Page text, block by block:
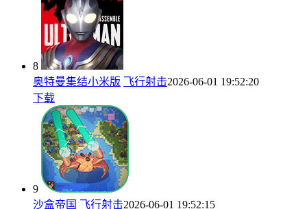
8
奥特曼集结小米版 飞行射击2026-06-01 19:52:20
下载
9
沙盒帝国 飞行射击2026-06-01 19:52:15